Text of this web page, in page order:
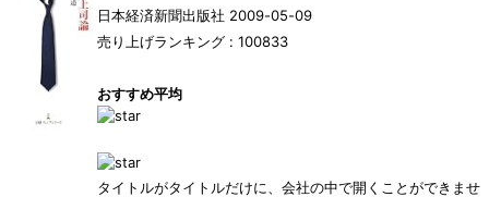
日本経済新聞出版社 2009-05-09
売り上げランキング : 100833
おすすめ平均
タイトルがタイトルだけに、会社の中で開くことができませ